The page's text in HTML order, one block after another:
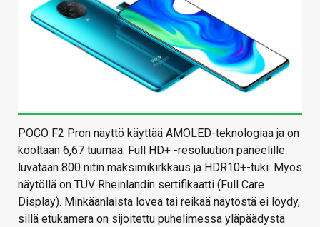
POCO F2 Pron näyttö käyttää AMOLED-teknologiaa ja on
kooltaan 6,67 tuumaa. Full HD+ -resoluution paneelille
luvataan 800 nitin maksimikirkkaus ja HDR10+-tuki. Myös
näytöllä on TÜV Rheinlandin sertifikaatti (Full Care
Display). Minkäänlaista lovea tai reikää näytöstä ei löydy,
sillä etukamera on sijoitettu puhelimessa yläpäädystä